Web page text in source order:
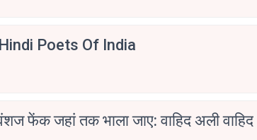
Poets Of India
फेंक जहां तक भाला जाए: वाहिद अली वाहिद